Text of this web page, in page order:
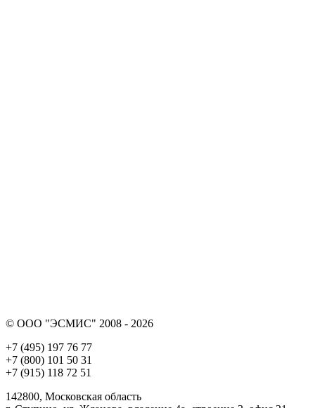
© ООО "ЭСМИС" 2008 - 2026
+7 (495) 197 76 77
+7 (800) 101 50 31
+7 (915) 118 72 51
142800, Московская область